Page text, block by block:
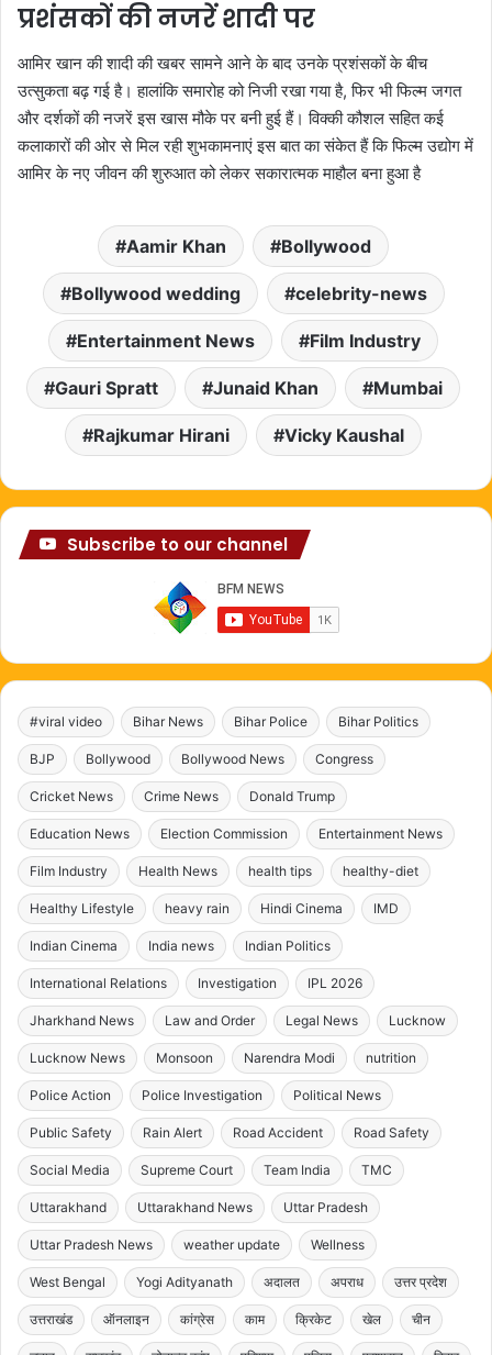
प्रशंसकों की नजरें शादी पर
आमिर खान की शादी की खबर सामने आने के बाद उनके प्रशंसकों के बीच
उत्सुकता बढ़ गई है। हालांकि समारोह को निजी रखा गया है, फिर भी फिल्म जगत
और दर्शकों की नजरें इस खास मौके पर बनी हुई हैं। विक्की कौशल सहित कई
कलाकारों की ओर से मिल रही शुभकामनाएं इस बात का संकेत हैं कि फिल्म उद्योग में
आमिर के नए जीवन की शुरुआत को लेकर सकारात्मक माहौल बना हुआ है
Aamir Khan Bollywood
Bollywood wedding celebrity-news
Entertainment News Film Industry
Gauri Spratt Junaid Khan Mumbai
Rajkumar Hirani Vicky Kaushal
Subscribe to our channel
#viral video Bihar News Bihar Police Bihar Politics
BJP Bollywood Bollywood News Congress
Cricket News Crime News Donald Trump
Education News Election Commission Entertainment News
Film Industry Health News health tips healthy-diet
Healthy Lifestyle heavy rain Hindi Cinema IMD
Indian Cinema India news Indian Politics
International Relations Investigation IPL 2026
Jharkhand News Law and Order Legal News Lucknow
Lucknow News Monsoon Narendra Modi nutrition
Police Action Police Investigation Political News
Public Safety Rain Alert Road Accident Road Safety
Social Media Supreme Court Team India TMC
Uttarakhand Uttarakhand News Uttar Pradesh
Uttar Pradesh News weather update Wellness
West Bengal Yogi Adityanath अदालत अपराध उत्तर प्रदेश
उत्तराखंड ऑनलाइन कांग्रेस काम क्रिकेट खेल चीन